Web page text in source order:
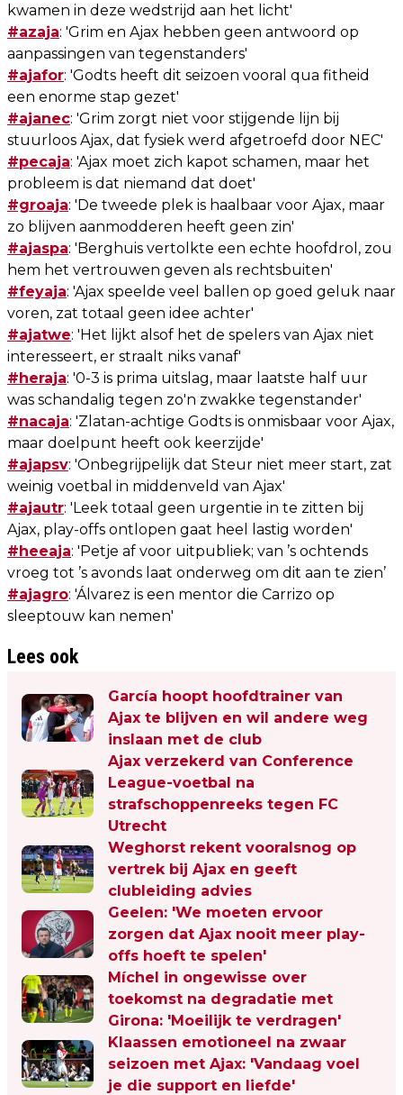
kwamen in deze wedstrijd aan het licht'
#azaja: 'Grim en Ajax hebben geen antwoord op
aanpassingen van tegenstanders'
#ajafor: 'Godts heeft dit seizoen vooral qua fitheid
een enorme stap gezet'
#ajanec: 'Grim zorgt niet voor stijgende lijn bij
stuurloos Ajax, dat fysiek werd afgetroefd door NEC'
#pecaja: 'Ajax moet zich kapot schamen, maar het
probleem is dat niemand dat doet'
#groaja: 'De tweede plek is haalbaar voor Ajax, maar
zo blijven aanmodderen heeft geen zin'
#ajaspa: 'Berghuis vertolkte een echte hoofdrol, zou
hem het vertrouwen geven als rechtsbuiten'
#feyaja: 'Ajax speelde veel ballen op goed geluk naar
voren, zat totaal geen idee achter'
#ajatwe: 'Het lijkt alsof het de spelers van Ajax niet
interesseert, er straalt niks vanaf'
#heraja: '0-3 is prima uitslag, maar laatste half uur
was schandalig tegen zo'n zwakke tegenstander'
#nacaja: 'Zlatan-achtige Godts is onmisbaar voor Ajax,
maar doelpunt heeft ook keerzijde'
#ajapsv: 'Onbegrijpelijk dat Steur niet meer start, zat
weinig voetbal in middenveld van Ajax'
#ajautr: 'Leek totaal geen urgentie in te zitten bij
Ajax, play-offs ontlopen gaat heel lastig worden'
#heeaja: 'Petje af voor uitpubliek; van ’s ochtends
vroeg tot ’s avonds laat onderweg om dit aan te zien’
#ajagro: 'Álvarez is een mentor die Carrizo op
sleeptouw kan nemen'
Lees ook
García hoopt hoofdtrainer van
Ajax te blijven en wil andere weg
inslaan met de club
Ajax verzekerd van Conference
League-voetbal na
strafschoppenreeks tegen FC
Utrecht
Weghorst rekent vooralsnog op
vertrek bij Ajax en geeft
clubleiding advies
Geelen: 'We moeten ervoor
zorgen dat Ajax nooit meer play-
offs hoeft te spelen'
Míchel in ongewisse over
toekomst na degradatie met
Girona: 'Moeilijk te verdragen'
Klaassen emotioneel na zwaar
seizoen met Ajax: 'Vandaag voel
je die support en liefde'